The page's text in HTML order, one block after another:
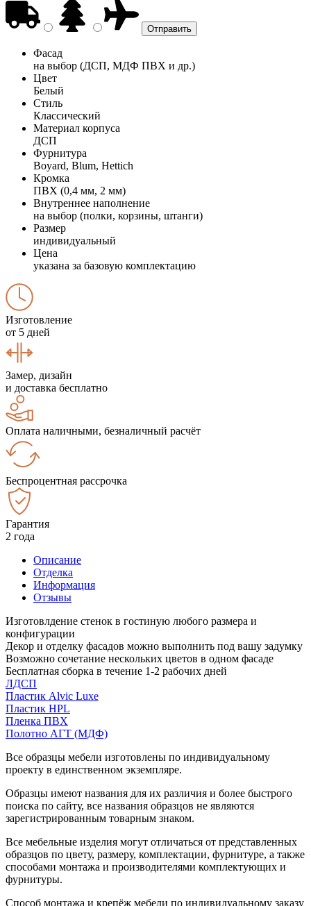
Фасад
на выбор (ДСП, МДФ ПВХ и др.)
Цвет
Белый
Стиль
Классический
Материал корпуса
ДСП
Фурнитура
Boyard, Blum, Hettich
Кромка
ПВХ (0,4 мм, 2 мм)
Внутреннее наполнение
на выбор (полки, корзины, штанги)
Размер
индивидуальный
Цена
указана за базовую комплектацию
Изготовление
от 5 дней
Замер, дизайн
и доставка бесплатно
Оплата наличными, безналичный расчёт
Беспроцентная рассрочка
Гарантия
2 года
Описание
Отделка
Информация
Отзывы
Изготовлдение стенок в гостиную любого размера и
конфигурации
Декор и отделку фасадов можно выполнить под вашу задумку
Возможно сочетание нескольких цветов в одном фасаде
Бесплатная сборка в течение 1-2 рабочих дней
ЛДСП
Пластик Alvic Luxe
Пластик HPL
Пленка ПВХ
Полотно АГТ (МДФ)
Все образцы мебели изготовлены по индивидуальному
проекту в единственном экземпляре.
Образцы имеют названия для их различия и более быстрого
поиска по сайту, все названия образцов не являются
зарегистрированным товарным знаком.
Все мебельные изделия могут отличаться от представленных
образцов по цвету, размеру, комплектации, фурнитуре, а также
способами монтажа и производителями комплектующих и
фурнитуры.
Способ монтажа и крепёж мебели по индивидуальному заказу